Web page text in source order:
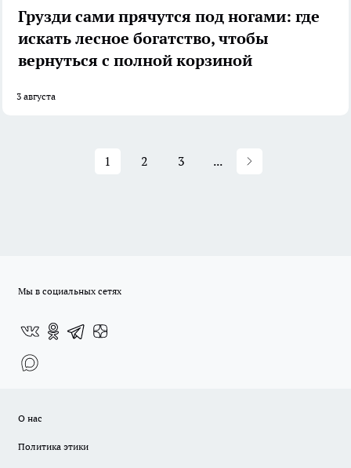
Грузди сами прячутся под ногами: где
искать лесное богатство, чтобы
вернуться с полной корзиной
3 августа
1 2 3 ...
Мы в социальных сетях
О нас
Политика этики